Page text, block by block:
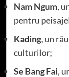
Nam Ngum,
pentru
Kading, un
culturilor;
Se Bang Fai,